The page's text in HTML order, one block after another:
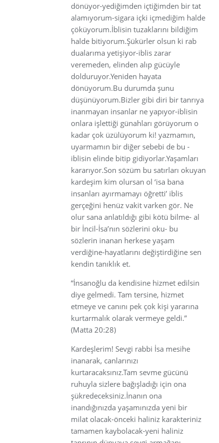
dönüyor-yediğimden içtiğimden bir tat
alamıyorum-sigara içki içmediğim halde
çöküyorum.İblisin tuzaklarını bildiğim
halde bitiyorum.Şükürler olsun ki rab
dualarıma yetişiyor-iblis zarar
veremeden, elinden alıp gücüyle
dolduruyor.Yeniden hayata
dönüyorum.Bu durumda şunu
düşünüyorum.Bizler gibi diri bir tanrıya
inanmayan insanlar ne yapıyor-iblisin
onlara işlettiği günahları görüyorum o
kadar çok üzülüyorum ki! yazmamın,
uyarmamın bir diğer sebebi de bu -
iblisin elinde bitip gidiyorlar.Yaşamları
kararıyor.Son sözüm bu satırları okuyan
kardeşim kim olursan ol ‘isa bana
insanları ayırmamayı öğretti’ iblis
gerçeğini henüz vakit varken gör. Ne
olur sana anlatıldığı gibi kötü bilme- al
bir İncil-İsa’nın sözlerini oku- bu
sözlerin inanan herkese yaşam
verdiğine-hayatlarını değiştirdiğine sen
kendin tanıklık et.
“İnsanoğlu da kendisine hizmet edilsin
diye gelmedi. Tam tersine, hizmet
etmeye ve canını pek çok kişi yararına
kurtarmalık olarak vermeye geldi.”
(Matta 20:28)
Kardeşlerim! Sevgi rabbi İsa mesihe
inanarak, canlarınızı
kurtaracaksınız.Tam sevme gücünü
ruhuyla sizlere bağışladığı için ona
şükredeceksiniz.İnanın ona
inandığınızda yaşamınızda yeni bir
milat olacak-önceki haliniz karakteriniz
tamamen kaybolacak-yeni haliniz